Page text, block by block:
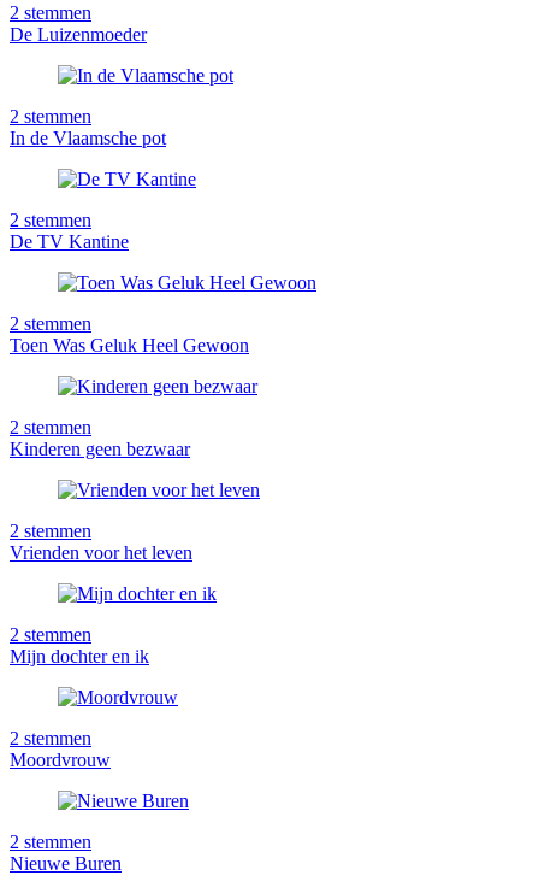
2 stemmen
De Luizenmoeder
2 stemmen
In de Vlaamsche pot
2 stemmen
De TV Kantine
2 stemmen
Toen Was Geluk Heel Gewoon
2 stemmen
Kinderen geen bezwaar
2 stemmen
Vrienden voor het leven
2 stemmen
Mijn dochter en ik
2 stemmen
Moordvrouw
2 stemmen
Nieuwe Buren